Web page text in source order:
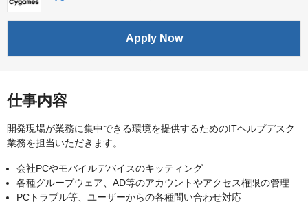
Apply Now
仕事内容
開発現場が業務に集中できる環境を提供するためのITヘルプデスク
業務を担当いただきます。
会社PCやモバイルデバイスのキッティング
各種グループウェア、AD等のアカウントやアクセス権限の管理
PCトラブル等、ユーザーからの各種問い合わせ対応